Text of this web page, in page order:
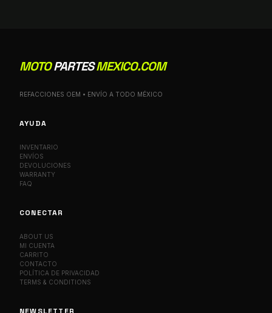
MOTOPARTESMEXICO.COM
REFACCIONES OEM • ENVÍO A TODO MÉXICO
AYUDA
INVENTARIO
ENVÍOS
DEVOLUCIONES
WARRANTY
FAQ
CONECTAR
ABOUT US
MI CUENTA
CARRITO
CONTACTO
POLÍTICA DE PRIVACIDAD
TERMS & CONDITIONS